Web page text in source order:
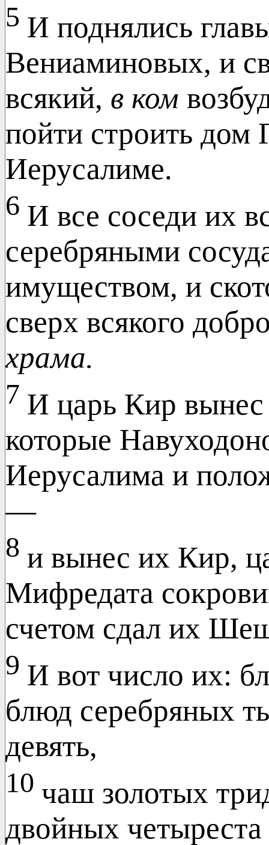
5 И поднялись
Вениаминовых, и
всякий, в ком
пойти строить дом
Иерусалиме.
6 И все соседи их
серебряными
имуществом, и
сверх всякого
храма.
7 И царь Кир вынес
которые
Иерусалима и
—
8 и вынес их Кир,
Мифредата
счетом сдал их
9 И вот число их:
блюд серебряных
девять,
10 чаш золотых
двойных четыреста